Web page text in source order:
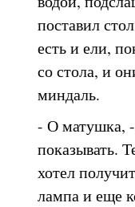
поставил
есть и ели,
со стола, и
миндаль.
- О матушка, -
показывать.
хотел
лампа и еще